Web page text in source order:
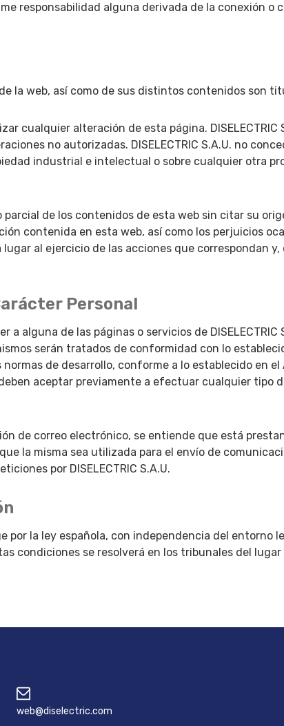
responsabilidad alguna derivada de la conexión
la web, así como de sus distintos contenidos son
cualquier alteración de esta página.
no autorizadas. DISELECTRIC S.A.U. no
industrial e intelectual o sobre cualquier otra
de los contenidos de esta web sin citar su
contenida en esta web, así como los perjuicios
lugar al ejercicio de las acciones que correspondan
Personal
a alguna de las páginas o servicios de
serán tratados de conformidad con lo
de desarrollo, conforme a lo establecido en el
aceptar previamente a efectuar cualquier tipo
de correo electrónico, se entiende que está
que la misma sea utilizada para el envío de
por DISELECTRIC S.A.U.
por la ley española, con independencia del entorno
condiciones se resolverá en los tribunales del
web@diselectric.com